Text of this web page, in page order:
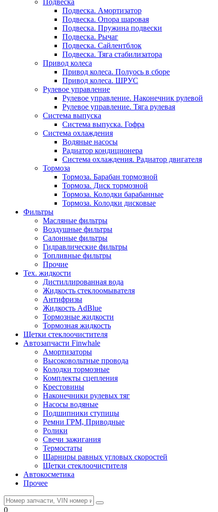
Подвеска
Подвеска. Амортизатор
Подвеска. Опора шаровая
Подвеска. Пружина подвески
Подвеска. Рычаг
Подвеска. Сайлентблок
Подвеска. Тяга стабилизатора
Привод колеса
Привод колеса. Полуось в сборе
Привод колеса. ШРУС
Рулевое управление
Рулевое управление. Наконечник рулевой
Рулевое управление. Тяга рулевая
Система выпуска
Система выпуска. Гофра
Система охлаждения
Водяные насосы
Радиатор кондиционера
Система охлаждения. Радиатор двигателя
Тормоза
Тормоза. Барабан тормозной
Тормоза. Диск тормозной
Тормоза. Колодки барабанные
Тормоза. Колодки дисковые
Фильтры
Масляные фильтры
Воздушные фильтры
Салонные фильтры
Гидравлические фильтры
Топливные фильтры
Прочие
Тех. жидкости
Дистиллированная вода
Жидкость стеклоомывателя
Антифризы
Жидкость AdBlue
Тормозные жидкости
Тормозная жидкость
Щетки стеклоочистителя
Автозапчасти Finwhale
Амортизаторы
Высоковольтные провода
Колодки тормозные
Комплекты сцепления
Крестовины
Наконечники рулевых тяг
Насосы водяные
Подшипники ступицы
Ремни ГРМ, Приводные
Ролики
Свечи зажигания
Термостаты
Шарниры равных угловых скоростей
Щетки стеклоочистителя
Автокосметика
Прочее
0